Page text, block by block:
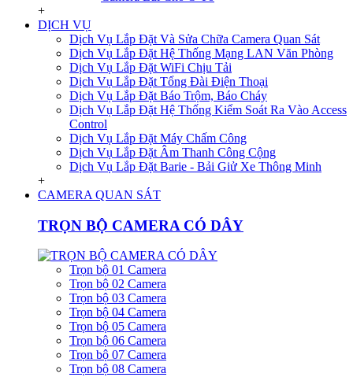
+
DỊCH VỤ
Dịch Vụ Lắp Đặt Và Sửa Chữa Camera Quan Sát
Dịch Vụ Lắp Đặt Hệ Thống Mạng LAN Văn Phòng
Dịch Vụ Lắp Đặt WiFi Chịu Tải
Dịch Vụ Lắp Đặt Tổng Đài Điện Thoại
Dịch Vụ Lắp Đặt Báo Trộm, Báo Cháy
Dịch Vụ Lắp Đặt Hệ Thống Kiểm Soát Ra Vào Access
Control
Dịch Vụ Lắp Đặt Máy Chấm Công
Dịch Vụ Lắp Đặt Âm Thanh Công Cộng
Dịch Vụ Lắp Đặt Barie - Bải Giử Xe Thông Minh
+
CAMERA QUAN SÁT
TRỌN BỘ CAMERA CÓ DÂY
Trọn bộ 01 Camera
Trọn bộ 02 Camera
Trọn bộ 03 Camera
Trọn bộ 04 Camera
Trọn bộ 05 Camera
Trọn bộ 06 Camera
Trọn bộ 07 Camera
Trọn bộ 08 Camera